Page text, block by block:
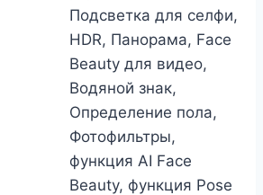
Подсветка для селфи,
HDR, Панорама, Face
Beauty для видео,
Водяной знак,
Определение пола,
Фотофильтры,
функция AI Face
Beauty, функция Pose